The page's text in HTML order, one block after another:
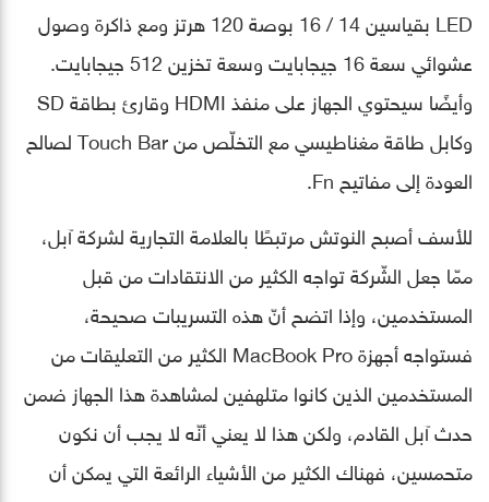
LED بقياسين 14 / 16 بوصة 120 هرتز ومع ذاكرة وصول
عشوائي سعة 16 جيجابايت وسعة تخزين 512 جيجابايت.
وأيضًا سيحتوي الجهاز على منفذ HDMI وقارئ بطاقة SD
وكابل طاقة مغناطيسي مع التخلّص من Touch Bar لصالح
العودة إلى مفاتيح Fn.
للأسف أصبح النوتش مرتبطًا بالعلامة التجارية لشركة آبل،
ممّا جعل الشّركة تواجه الكثير من الانتقادات من قبل
المستخدمين، وإذا اتضح أنّ هذه التسريبات صحيحة،
فستواجه أجهزة MacBook Pro الكثير من التعليقات من
المستخدمين الذين كانوا متلهفين لمشاهدة هذا الجهاز ضمن
حدث آبل القادم، ولكن هذا لا يعني أنّه لا يجب أن نكون
متحمسين، فهناك الكثير من الأشياء الرائعة التي يمكن أن